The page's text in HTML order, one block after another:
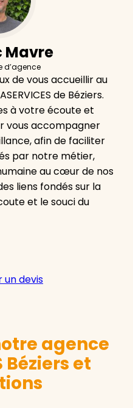
Mavre
d’agence
de vous accueillir au
de Béziers.
à votre écoute et
vous accompagner
afin de faciliter
par notre métier,
au cœur de nos
liens fondés sur la
et le souci du
un devis
agence
Béziers et